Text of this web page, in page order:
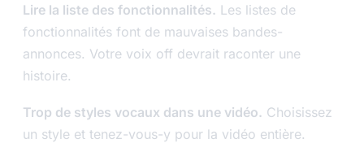
Lire la liste des fonctionnalités. Les listes de
fonctionnalités font de mauvaises bandes-
annonces. Votre voix off devrait raconter une
histoire.
Trop de styles vocaux dans une vidéo. Choisissez
un style et tenez-vous-y pour la vidéo entière.